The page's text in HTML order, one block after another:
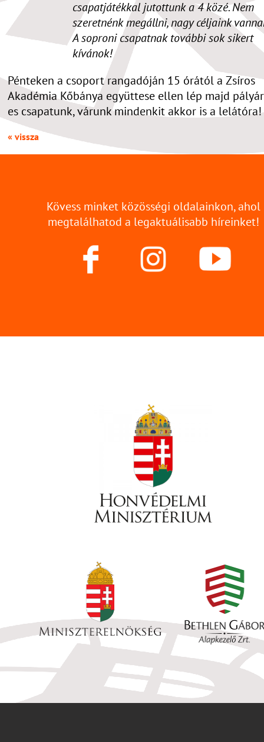
csapatjátékkal jutottunk a 4 közé. Nem
szeretnénk megállni, nagy céljaink
A soproni csapatnak további sok sikert
kívánok!
Pénteken a csoport rangadóján 15 órától a Zsíros
Akadémia Kőbánya együttese ellen lép majd
es csapatunk, várunk mindenkit akkor is a lelátóra!
« vissza
Kövess minket közösségi oldalainkon, ahol
megtalálhatod a legaktuálisabb híreinket!